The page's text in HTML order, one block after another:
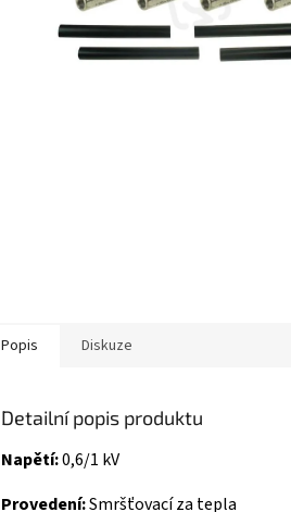
Popis Diskuze
Detailní popis produktu
Napětí:0,6/1 kV
Provedení:Smršťovací za tepla